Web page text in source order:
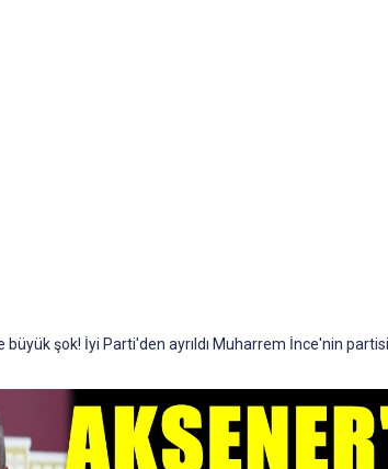
büyük şok! İyi Parti'den ayrıldı Muharrem İnce'nin